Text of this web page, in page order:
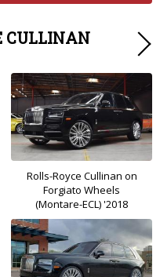
CULLINAN
Rolls-Royce Cullinan on
Forgiato Wheels
(Montare-ECL) '2018